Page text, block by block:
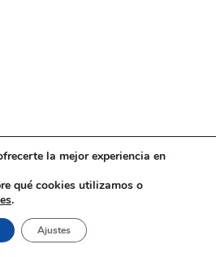
la mejor experiencia en
qué cookies utilizamos o
.
Ajustes